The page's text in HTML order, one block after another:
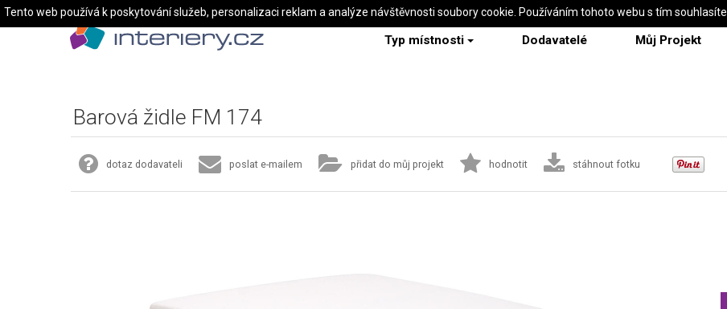
Typ místnosti Dodavatelé Můj Projekt
Barová židle FM 174
dotaz dodavateli poslat e-mailem přidat do můj projekt hodnotit stáhnout fotku
Tento web používá k poskytování služeb, personalizaci reklam a analýze návštěvnosti soubory cookie. Používáním tohoto webu s tím souhlasíte.